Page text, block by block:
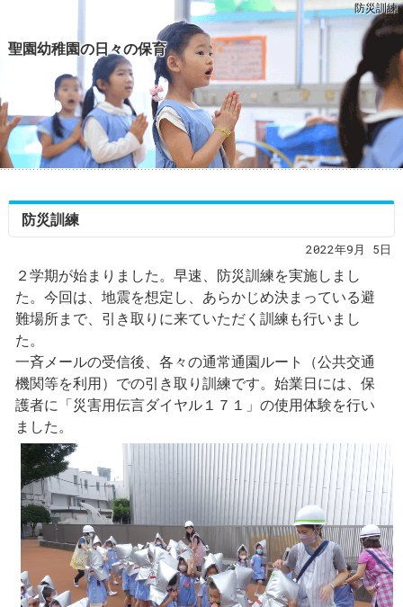
防災訓練
聖園幼稚園の日々の保育
防災訓練
2022年9月 5日
２学期が始まりました。早速、防災訓練を実施しまし
た。今回は、地震を想定し、あらかじめ決まっている避
難場所まで、引き取りに来ていただく訓練も行いまし
た。
一斉メールの受信後、各々の通常通園ルート（公共交通
機関等を利用）での引き取り訓練です。始業日には、保
護者に「災害用伝言ダイヤル１７１」の使用体験を行い
ました。